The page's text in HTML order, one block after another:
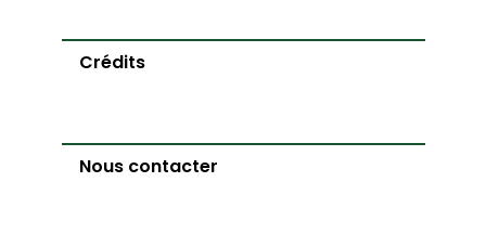
Crédits
Nous contacter